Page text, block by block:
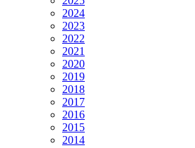
2024
2023
2022
2021
2020
2019
2018
2017
2016
2015
2014